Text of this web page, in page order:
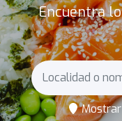
Encuentra
Mostrar